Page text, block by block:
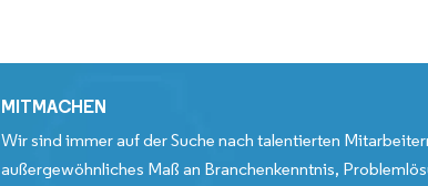
MITMACHEN
Wir sind immer auf der Suche nach talentierten
außergewöhnliches Maß an Branchenkenntnis,